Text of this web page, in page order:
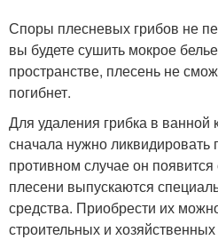
Споры плесневых грибов не
вы будете сушить мокрое
пространстве, плесень не
погибнет.
Для удаления грибка в ванной
сначала нужно ликвидировать
противном случае он
плесени выпускаются
средства. Приобрести их
строительных и